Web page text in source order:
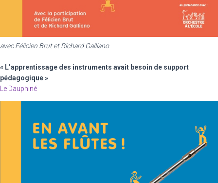
avec Félicien Brut et Richard Galliano
« L’apprentissage des instruments avait besoin de support
pédagogique »
Le Dauphiné